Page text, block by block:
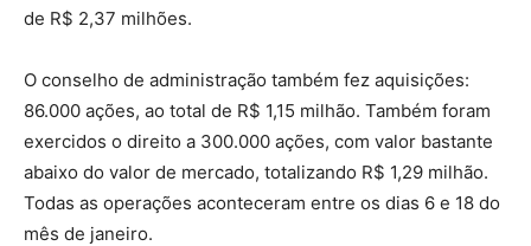
de R$ 2,37 milhões.
O conselho de administração também fez aquisições:
86.000 ações, ao total de R$ 1,15 milhão. Também foram
exercidos o direito a 300.000 ações, com valor bastante
abaixo do valor de mercado, totalizando R$ 1,29 milhão.
Todas as operações aconteceram entre os dias 6 e 18 do
mês de janeiro.